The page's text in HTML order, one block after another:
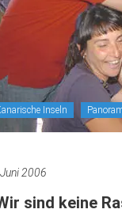
Inseln
2006
sind keine